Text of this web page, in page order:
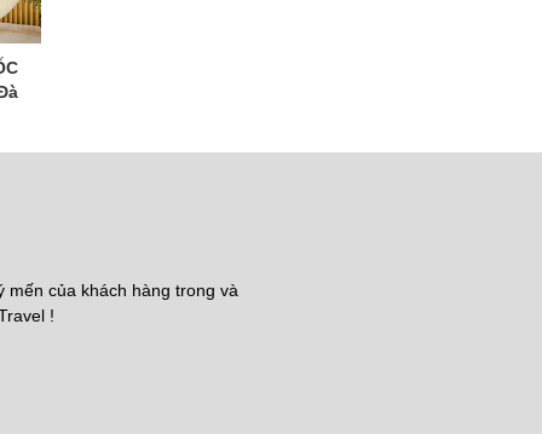
của khách hàng trong và
!